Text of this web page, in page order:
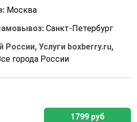
Москва
Санкт-Петербург
Услуги boxberry.ru,
города России
1799 руб